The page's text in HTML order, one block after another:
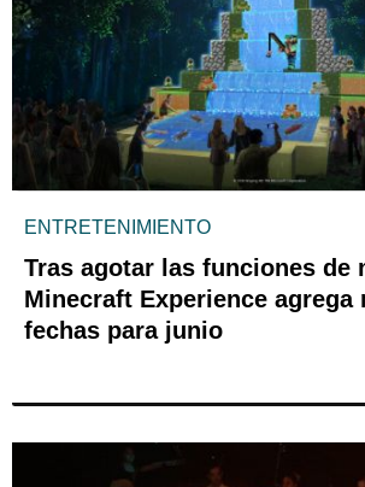
ENTRETENIMIENTO
Tras agotar las funciones de
Minecraft Experience agrega
fechas para junio